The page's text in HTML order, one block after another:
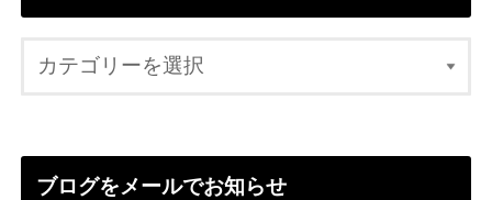
ブログをメールでお知らせ